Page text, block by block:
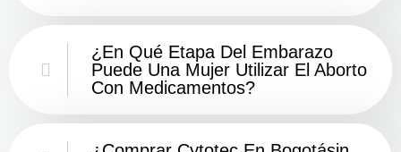
¿En Qué Etapa Del Embarazo
Puede Una Mujer Utilizar El Aborto
Con Medicamentos?